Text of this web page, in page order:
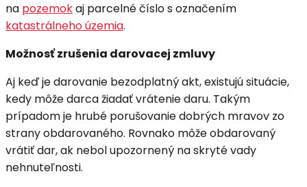
na pozemokaj parcelné číslo s označením
katastrálneho územia.
Možnosť zrušenia darovacej zmluvy
Aj keď je darovanie bezodplatný akt, existujú situácie,
kedy môže darca žiadať vrátenie daru. Takým
prípadom je hrubé porušovanie dobrých mravov zo
strany obdarovaného. Rovnako môže obdarovaný
vrátiť dar, ak nebol upozornený na skryté vady
nehnuteľnosti.